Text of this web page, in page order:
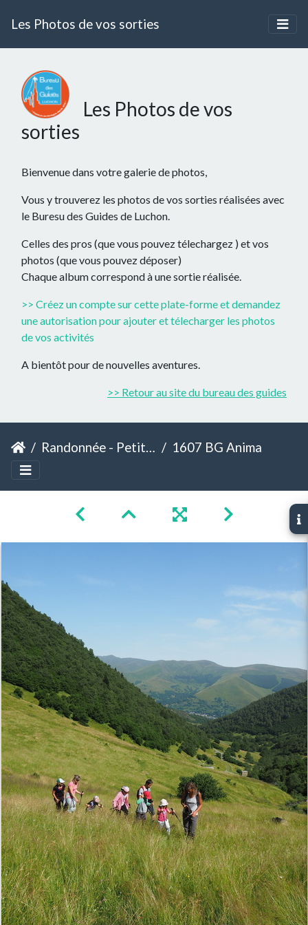
Les Photos de vos sorties
Les Photos de vos
sorties
Bienvenue dans votre galerie de photos,
Vous y trouverez les photos de vos sorties réalisées avec
le Buresu des Guides de Luchon.
Celles des pros (que vous pouvez télechargez ) et vos
photos (que vous pouvez déposer)
Chaque album correspond à une sortie réalisée.
>> Créez un compte sur cette plate-forme et demandez
une autorisation pour ajouter et télecharger les photos
de vos activités
A bientôt pour de nouvelles aventures.
>> Retour au site du bureau des guides
Randonnée - Petite Journée - Aux Pays des Animaux 1607 BG Animaux 03